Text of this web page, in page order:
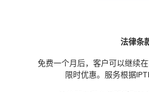
法律条
免费一个月后，客户可以继续
限时优惠。服务根据